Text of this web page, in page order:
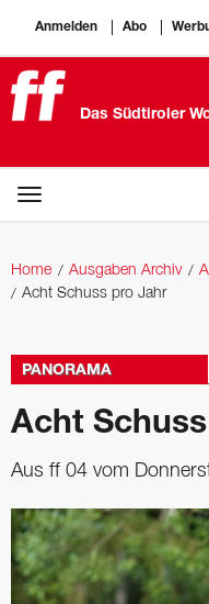
Anmelden Abo
Das Südtiroler
Home Ausgaben Archiv
Acht Schuss pro Jahr
PANORAMA
Acht
Aus ff 04 vom